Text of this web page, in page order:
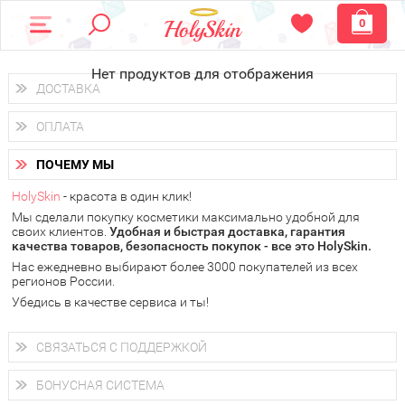
0
Нет продуктов для отображения
ДОСТАВКА
Доставка осуществляетсяпо всем городам России.
Вы можете выбрать доставку курьером, Почтой России или
получить заказ в пунктах выдачи PickPoint или пункте
самовывоза.
В 20 городах России доставка осуществляется ужена
следующий день.
у Вас всегда есть возможность получитьбесплатную
доставку от HolySkin.
подробнее об условиях доставки и оплаты в Вашем городе
ОПЛАТА
Вы можете оплатить свой заказ любым удобным способом:
наличными деньгами (
через интернет-банк (Альфа-банк, Сбербанк) и другими
электронными способами.
ПОЧЕМУ МЫ
HolySkin - красота в один клик!
Мы сделали покупку косметики максимально удобной для
своих клиентов. Удобная и быстрая доставка, гарантия
качества товаров, безопасность покупок - все это HolySkin.
Нас ежедневно выбирают более 3000 покупателей из всех
регионов России.
Убедись в качестве сервиса и ты!
СВЯЗАТЬСЯ С ПОДДЕРЖКОЙ
+7 (800) 707-24-55
Мы будем рады ответить на все Ваши вопросы по работе
магазина, проконсультировать по товарам, рассказать о
БОНУСНАЯ СИСТЕМА